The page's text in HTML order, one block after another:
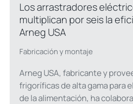
Los arrastradores
multiplican por seis la
Arneg USA
Fabricación y montaje
Arneg USA, fabricante y
frigoríficas de alta gama para
de la alimentación, ha